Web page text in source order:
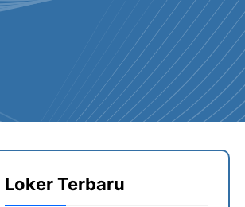
Loker Terbaru